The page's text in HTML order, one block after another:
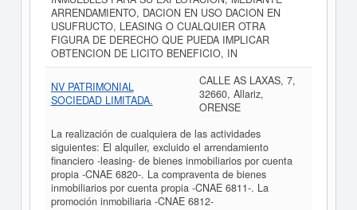
ARRENDAMIENTO, DACION EN USO DACION EN
USUFRUCTO, LEASING O CUALQUIER OTRA
FIGURA DE DERECHO QUE PUEDA IMPLICAR
OBTENCION DE LICITO BENEFICIO, IN
NV PATRIMONIAL
SOCIEDAD LIMITADA.
CALLE AS LAXAS, 7,
32660, Allariz,
ORENSE
La realización de cualquiera de las actividades
siguientes: El alquiler, excluido el arrendamiento
financiero -leasing- de bienes inmobiliarios por cuenta
propia -CNAE 6820-. La compraventa de bienes
inmobiliarios por cuenta propia -CNAE 6811-. La
promoción inmobiliaria -CNAE 6812-